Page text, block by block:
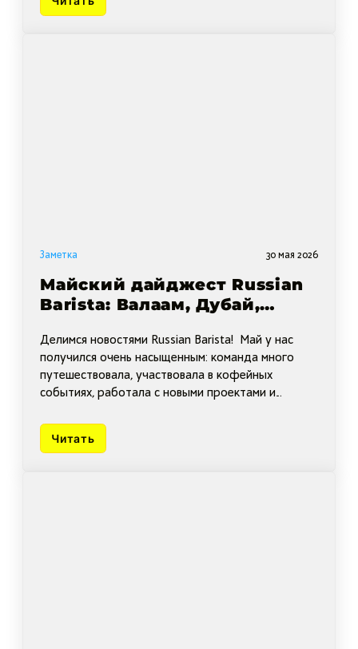
Заметка 30 мая 2026
Майский дайджест Russian
Barista: Валаам, Дубай,
Делимся новостями Russian Barista! Май у нас
получился очень насыщенным: команда много
путешествовала, участвовала в кофейных
событиях, работала с новыми проектами и
направление.
Читать